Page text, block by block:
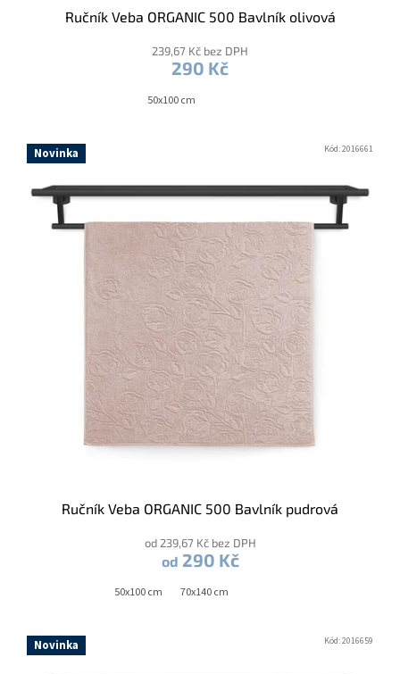
Ručník Veba ORGANIC 500 Bavlník olivová
239,67 Kč bez DPH
290 Kč
50x100 cm
Novinka
Ručník Veba ORGANIC 500 Bavlník pudrová
od 239,67 Kč bez DPH
od 290 Kč
50x100 cm 70x140 cm
Kód:2016661
Novinka Kód:2016659